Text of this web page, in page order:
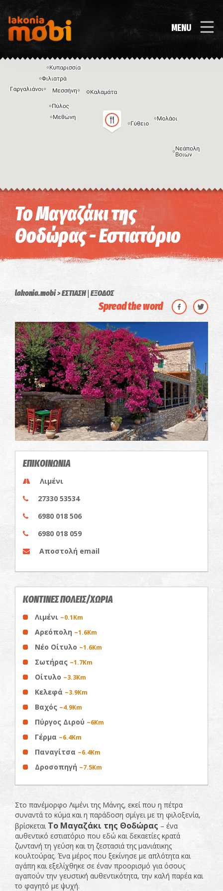
MENU
Η εικόνα ενδέχεται να υπόκειται σε πνευματικά δικαιώματα Όροι
Το Μαγαζάκι της
Θοδώρας - Εστιατόριο
lakonia.mobi ΕΣΤΙΑΣΗ| ΕΞΟΔΟΣ
Spread the word
ΕΠΙΚΟΙΝΩΝΙΑ
Λιμένι
27330 53534
6980 018 506
6980 018 059
Αποστολή email
ΚΟΝΤΙΝΕΣ ΠΟΛΕΙΣ/ΧΩΡΙΑ
Λιμένι ~0.1Km
Αρεόπολη ~1.6Km
Νέο Οίτυλο ~1.6Km
Σωτήρας ~1.7Km
Οίτυλο ~3.3Km
Κελεφά ~3.9Km
Βαχός ~4.9Km
Πύργος Διρού ~6Km
Γέρμα ~6.4Km
Παναγίτσα ~6.4Km
Δροσοπηγή ~7.5Km
Στο πανέμορφο Λιμένι της Μάνης, εκεί που η πέτρα
συναντά το κύμα και η παράδοση σμίγει με τη φιλοξενία,
βρίσκεται Το Μαγαζάκι της Θοδώρας – ένα
αυθεντικό εστιατόριο που εδώ και δεκαετίες κρατά
ζωντανή τη γεύση και τη ζεστασιά της μανιάτικης
κουλτούρας. Ένα μέρος που ξεκίνησε με απλότητα και
αγάπη και εξελίχθηκε σε έναν προορισμό για όσους
αγαπούν την γευστική αυθεντικότητα, την καλή παρέα και
το φαγητό με ψυχή.